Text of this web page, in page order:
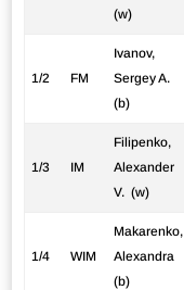
(w)
1/2 FM
Ivanov,
Sergey A.
(b)
1/3 IM
Filipenko,
Alexander
V. (w)
1/4 WIM
Makarenko,
Alexandra
(b)